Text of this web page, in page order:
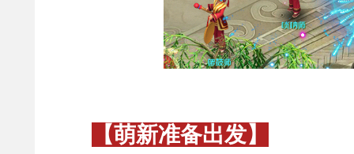
【萌新准备出发】